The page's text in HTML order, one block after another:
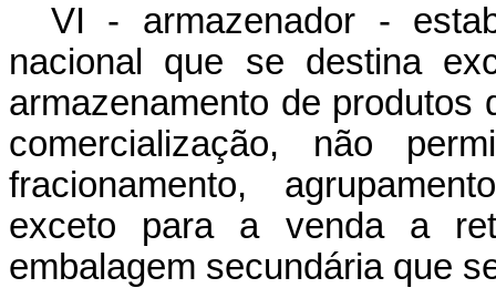
VI - armazenador -
nacional que se destina
armazenamento de produtos
comercialização, não
fracionamento,
exceto para a venda a
embalagem secundária que